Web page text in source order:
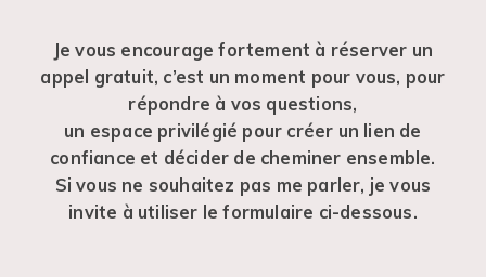
Je vous encourage fortement à réserver un
appel gratuit, c’est un moment pour vous, pour
répondre à vos questions,
un espace privilégié pour créer un lien de
confiance et décider de cheminer ensemble.
Si vous ne souhaitez pas me parler, je vous
invite à utiliser le formulaire ci-dessous.